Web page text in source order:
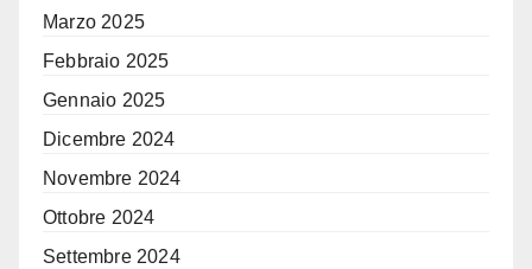
Marzo 2025
Febbraio 2025
Gennaio 2025
Dicembre 2024
Novembre 2024
Ottobre 2024
Settembre 2024